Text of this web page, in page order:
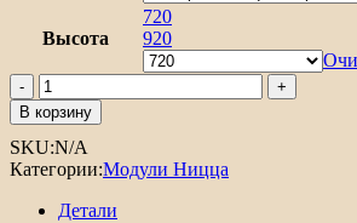
8
888₽
Высота
720
920
Количество
товара
Шкаф
верхний
угловой
В корзину
SKU:N/A
Категории:Модули Ницца
Детали